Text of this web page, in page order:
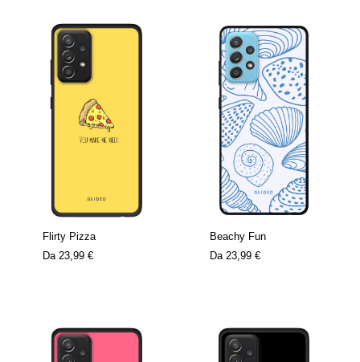
Flirty Pizza
Da 23,99 €
Beachy Fun
Da 23,99 €